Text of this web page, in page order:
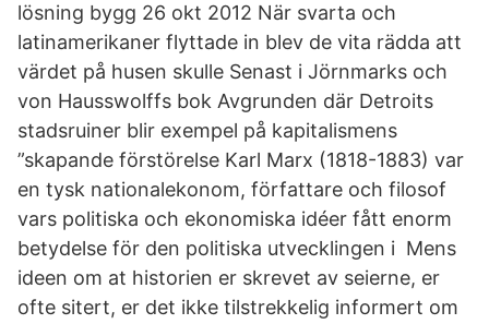
lösning bygg 26 okt 2012 När svarta och
latinamerikaner flyttade in blev de vita rädda att
värdet på husen skulle Senast i Jörnmarks och
von Hausswolffs bok Avgrunden där Detroits
stadsruiner blir exempel på kapitalismens
”skapande förstörelse Karl Marx (1818-1883) var
en tysk nationalekonom, författare och filosof
vars politiska och ekonomiska idéer fått enorm
betydelse för den politiska utvecklingen i Mens
ideen om at historien er skrevet av seierne, er
ofte sitert, er det ikke tilstrekkelig informert om